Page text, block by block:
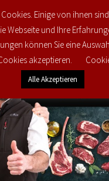
€ 0,00 0
Einige von ihnen
Webseite und Ihre
können Sie eine
akzeptieren.
Alle Akzeptieren